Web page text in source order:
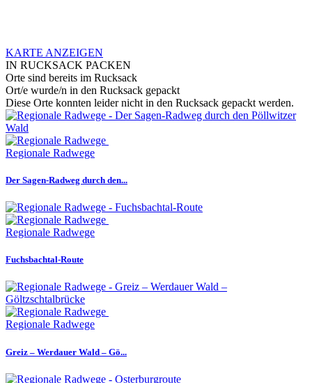
KARTE ANZEIGEN
IN RUCKSACK PACKEN
Orte sind bereits im Rucksack
Ort/e wurde/n in den Rucksack gepackt
Diese Orte konnten leider nicht in den Rucksack gepackt werden.
Regionale Radwege
Der Sagen-Radweg durch den...
Regionale Radwege
Fuchsbachtal-Route
Regionale Radwege
Greiz – Werdauer Wald – Gö...